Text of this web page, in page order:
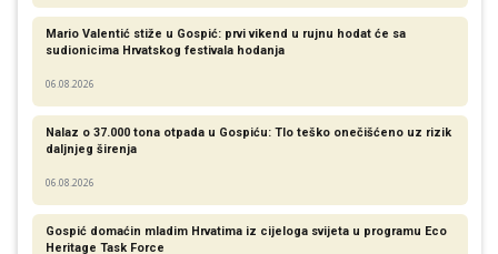
Mario Valentić stiže u Gospić: prvi vikend u rujnu hodat će sa
sudionicima Hrvatskog festivala hodanja
06.08.2026
Nalaz o 37.000 tona otpada u Gospiću: Tlo teško onečišćeno uz rizik
daljnjeg širenja
06.08.2026
Gospić domaćin mladim Hrvatima iz cijeloga svijeta u programu Eco
Heritage Task Force